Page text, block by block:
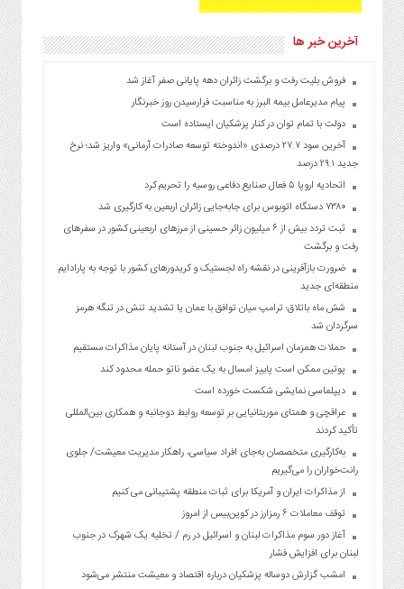
آخرین خبر ها
فروش بلیت رفت و برگشت زائران دهه پایانی صفر آغاز شد
پیام مدیرعامل بیمه البرز به مناسبت فرارسیدن روز خبرنگار
دولت با تمام توان در کنار پزشکیان ایستاده است
آخرین سود ۲۷.۷ درصدی «اندوخته توسعه صادرات آرمانی» واریز شد؛ نرخ
جدید ۲۹.۱ درصد
اتحادیه اروپا ۵ فعال صنایع دفاعی روسیه را تحریم کرد
۷۳۸۰ دستگاه اتوبوس برای جابه‌جایی زائران اربعین به‌ کارگیری شد
ثبت تردد بیش از ۶ میلیون زائر حسینی از مرزهای اربعینی کشور در سفرهای
رفت و برگشت
ضرورت بازآفرینی در نقشه راه لجستیک و کریدورهای کشور با توجه به پارادایم
منطقه‌ای جدید
شش ماه باتلاق؛ ترامپ میان توافق با عمان یا تشدید تنش در تنگه هرمز
سرگردان شد
حملات همزمان اسرائیل به جنوب لبنان در آستانه پایان مذاکرات مستقیم
پوتین ممکن است پاییز امسال به یک عضو ناتو حمله محدود کند
دیپلماسی نمایشی شکست خورده است
عراقچی و همتای موریتانیایی بر توسعه روابط دوجانبه و همکاری بین‌المللی
تأکید کردند
به‌کارگیری متخصصان به‌جای افراد سیاسی، راهکار مدیریت معیشت/ جلوی
رانت‌خواران را می‌گیریم
از مذاکرات ایران و آمریکا برای ثبات منطقه پشتیبانی می کنیم
توقف معاملات ۶ رمزارز در کوین‌بیس از امروز
آغاز دور سوم مذاکرات لبنان و اسرائیل در رم / تخلیه یک شهرک در جنوب
لبنان برای افزایش فشار
امشب گزارش دوساله پزشکیان درباره اقتصاد و معیشت منتشر می‌شود